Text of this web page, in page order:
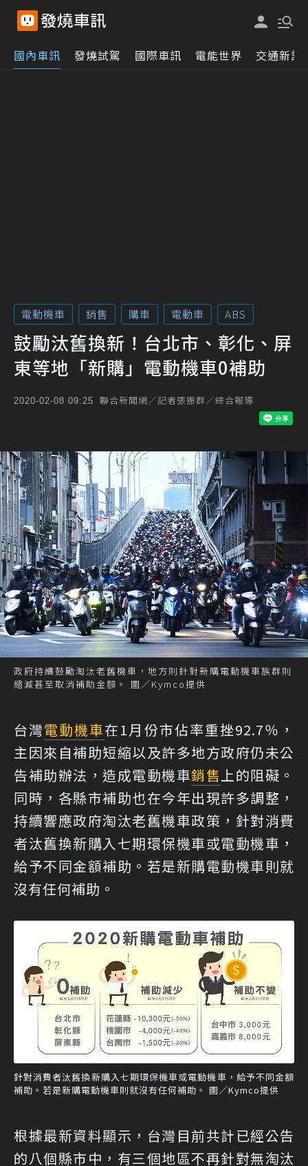
國內車訊 發燒試駕 國際車訊 電能世界 交通新訊
電動機車 銷售 購車 電動車 ABS
鼓勵汰舊換新！台北市、彰化、屏
東等地「新購」電動機車0補助
2020-02-08 09:25 聯合新聞網／記者張振群／綜合報導
政府持續鼓勵淘汰老舊機車，地方則針對新購電動機車族群則
縮減甚至取消補助金額。 圖／Kymco提供
台灣電動機車在1月份市佔率重挫92.7％，
主因來自補助短縮以及許多地方政府仍未公
告補助辦法，造成電動機車銷售上的阻礙。
同時，各縣市補助也在今年出現許多調整，
持續響應政府淘汰老舊機車政策，針對消費
者汰舊換新購入七期環保機車或電動機車，
給予不同金額補助。若是新購電動機車則就
沒有任何補助。
針對消費者汰舊換新購入七期環保機車或電動機車，給予不同金額
補助。若是新購電動機車則就沒有任何補助。 圖／Kymco提供
根據最新資料顯示，台灣目前共計已經公告
的八個縣市中，有三個地區不再針對無淘汰